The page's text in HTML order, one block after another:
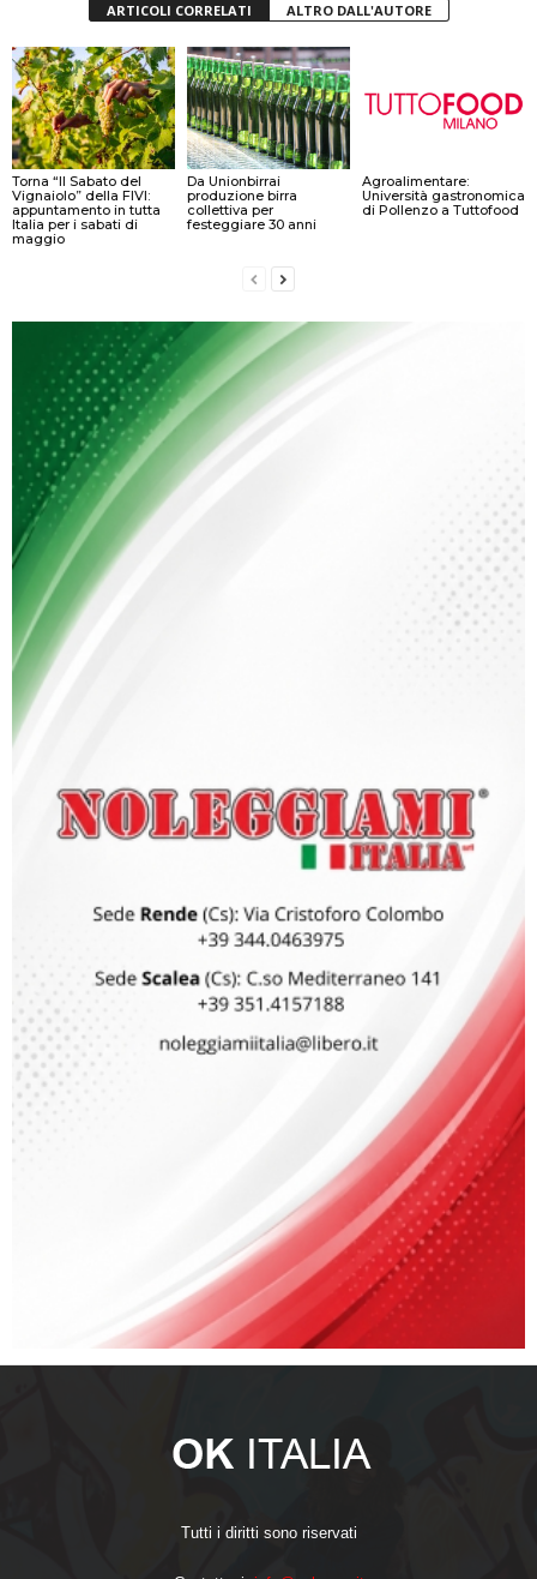
ARTICOLI CORRELATI ALTRO DALL'AUTORE
Torna “Il Sabato del
Vignaiolo” della FIVI:
appuntamento in tutta
Italia per i sabati di
maggio
Da Unionbirrai
produzione birra
collettiva per
festeggiare 30 anni
Agroalimentare:
Università gastronomica
di Pollenzo a Tuttofood
Tutti i diritti sono riservati